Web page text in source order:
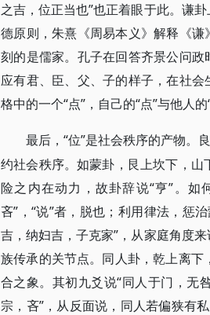
之吉，位正当也”也正着眼于此。谦
德原则，朱熹《周易本义》解释《
刻的是儒家。孔子在回答齐景公问
应有君、臣、父、子的样子，在社
格中的一个“点”，自己的“点”与他人
最后， “位”是社会秩序的产物。
约社会秩序。如蒙卦，艮上坎下，
险之内在动力，故卦辞说“亨”。
吝”，“说”者，脱也；利用律法，惩
吉，纳妇吉，子克家”，从家庭角度
族传承的关节点。同人卦，乾上离
合之象。其初九爻说“同人于门，无
宗，吝”，从反面说，同人若偏狭有